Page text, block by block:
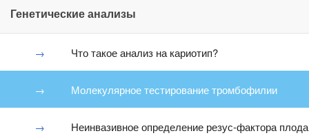
Генетические анализы
Что такое анализ на кариотип?
Молекулярное тестирование тромбофилии
Неинвазивное определение резус-фактора